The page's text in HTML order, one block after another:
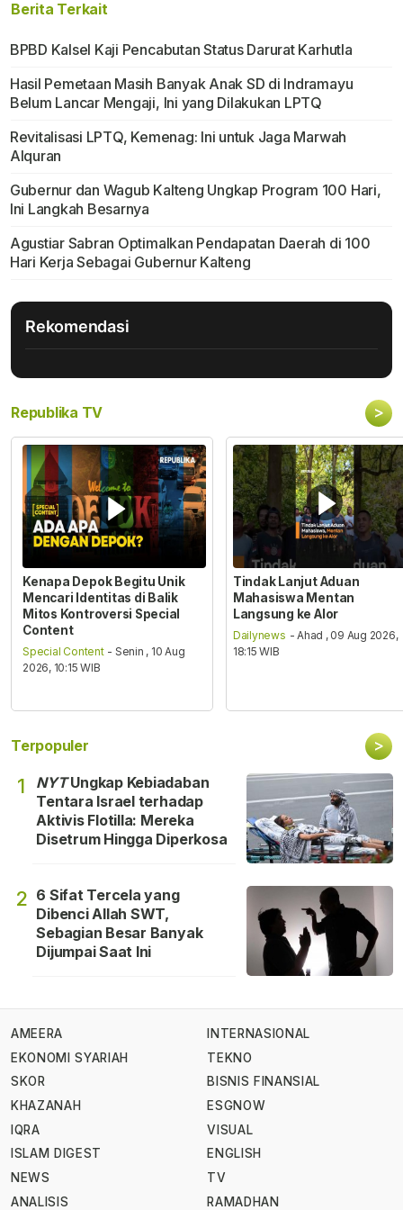
Berita Terkait
BPBD Kalsel Kaji Pencabutan Status Darurat Karhutla
Hasil Pemetaan Masih Banyak Anak SD di Indramayu
Belum Lancar Mengaji, Ini yang Dilakukan LPTQ
Revitalisasi LPTQ, Kemenag: Ini untuk Jaga Marwah
Alquran
Gubernur dan Wagub Kalteng Ungkap Program 100 Hari,
Ini Langkah Besarnya
Agustiar Sabran Optimalkan Pendapatan Daerah di 100
Hari Kerja Sebagai Gubernur Kalteng
Rekomendasi
Republika TV >
Kenapa Depok Begitu Unik
Mencari Identitas di Balik
Mitos Kontroversi Special
Content
Special Content - Senin , 10 Aug
2026, 10:15 WIB
Tindak Lanjut Aduan
Mahasiswa Mentan
Langsung ke Alor
Dailynews - Ahad , 09 Aug 2026,
18:15 WIB
Terpopuler >
1 NYTUngkap Kebiadaban
Tentara Israel terhadap
Aktivis Flotilla: Mereka
Disetrum Hingga Diperkosa
2 6 Sifat Tercela yang
Dibenci Allah SWT,
Sebagian Besar Banyak
Dijumpai Saat Ini
AMEERA
EKONOMI SYARIAH
SKOR
KHAZANAH
IQRA
ISLAM DIGEST
NEWS
ANALISIS
INTERNASIONAL
TEKNO
BISNIS FINANSIAL
ESGNOW
VISUAL
ENGLISH
TV
RAMADHAN